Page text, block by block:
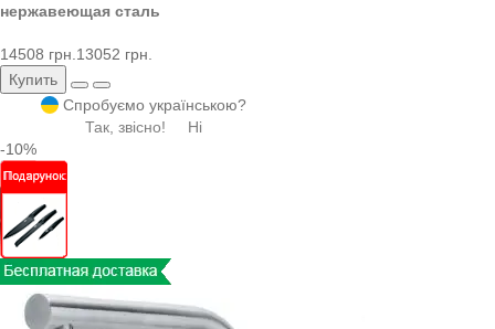
нержавеющая сталь
14508 грн. 13052 грн.
Купить
Спробуємо українською?
Так, звісно!
Ні
-10%